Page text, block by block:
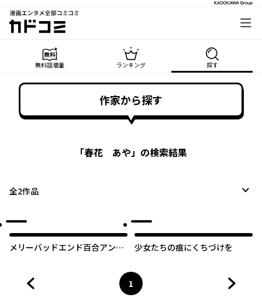
漫画エンタメ全部コミコミ
カドコミ
無料話増量 ランキング 探す
作家から探す
「春花 あや」の検索結果
全2作品
メリーバッドエンド百合アンソ
少女たちの痕にくちづけを
ページ
1
へ